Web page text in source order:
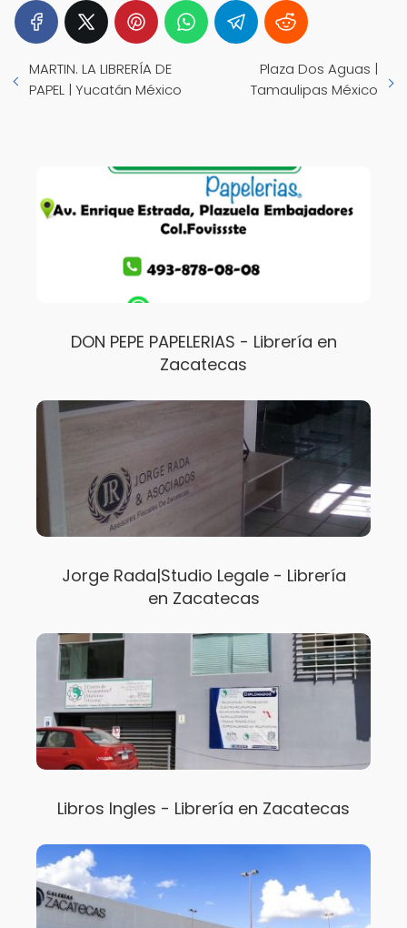
MARTIN. LA LIBRERÍA DE
PAPEL | Yucatán México
Plaza Dos Aguas |
Tamaulipas México
DON PEPE PAPELERIAS - Librería en
Zacatecas
Jorge Rada|Studio Legale - Librería
en Zacatecas
Libros Ingles - Librería en Zacatecas